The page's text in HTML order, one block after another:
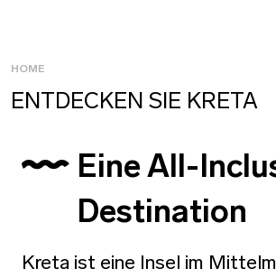
HOME
ENTDECKEN SIE KRETA
Eine All-
Destination
Kreta ist eine Insel im